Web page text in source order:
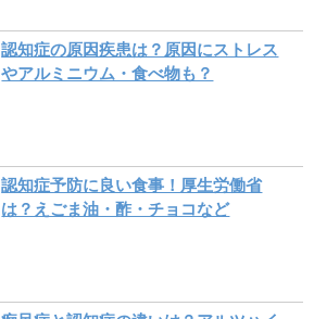
認知症の原因疾患は？原因にストレス
やアルミニウム・食べ物も？
認知症予防に良い食事！厚生労働省
は？えごま油・酢・チョコなど